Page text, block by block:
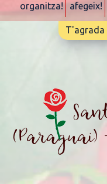
organitza! afegeix!
T'agrada
(Paraguai)